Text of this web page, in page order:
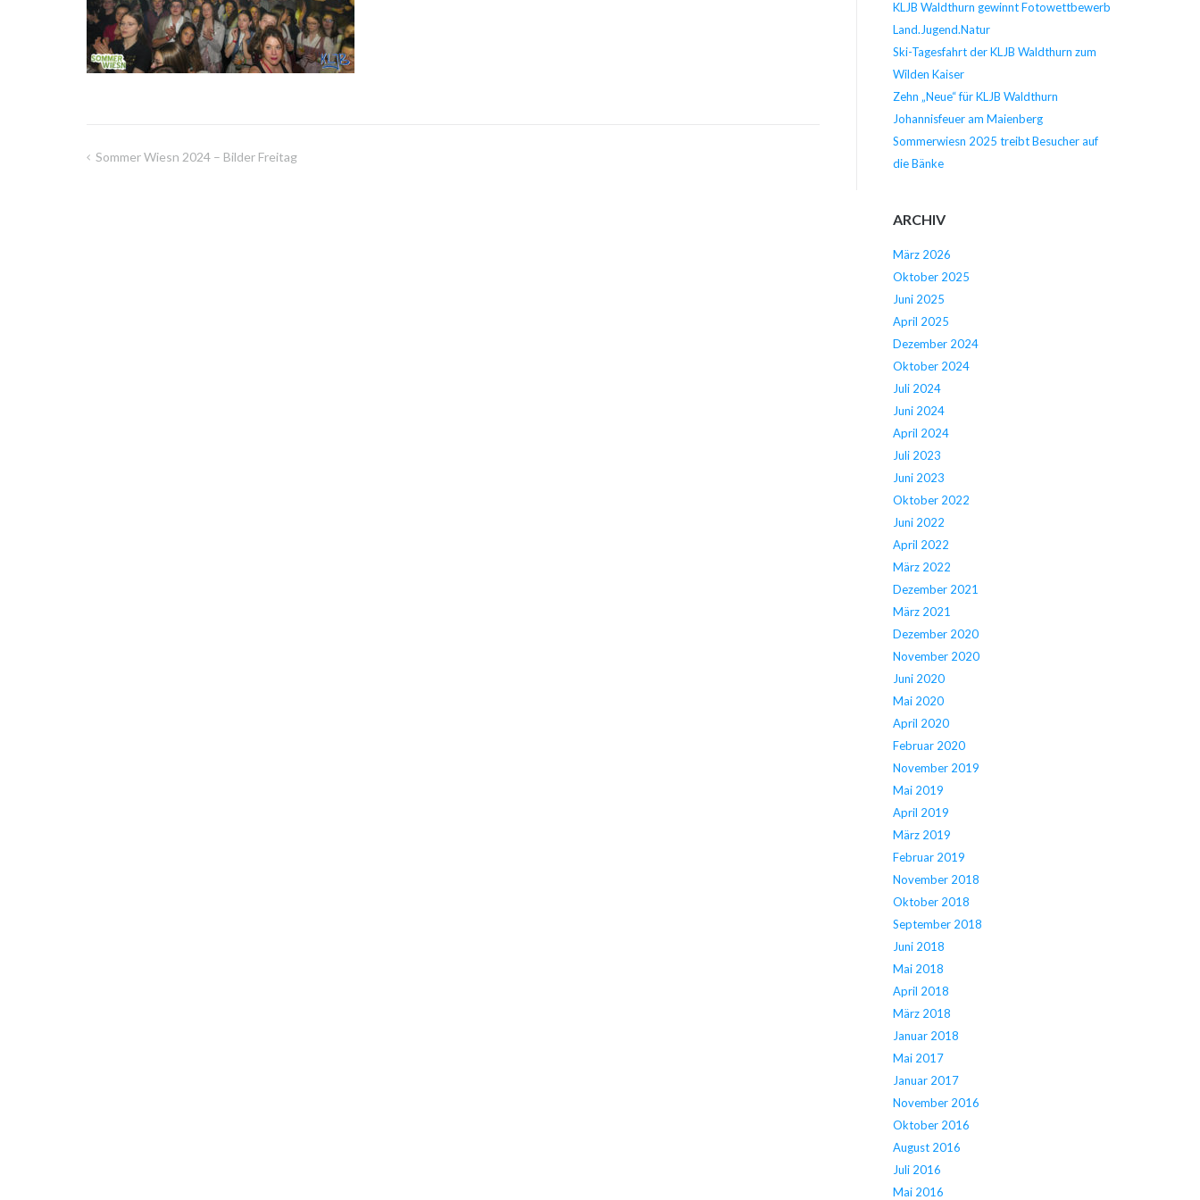
Beitragsnavigation
Sommer Wiesn 2024 – Bilder Freitag
KLJB Waldthurn gewinnt Fotowettbewerb
Land.Jugend.Natur
Ski-Tagesfahrt der KLJB Waldthurn zum
Wilden Kaiser
Zehn „Neue“ für KLJB Waldthurn
Johannisfeuer am Maienberg
Sommerwiesn 2025 treibt Besucher auf
die Bänke
ARCHIV
März 2026
Oktober 2025
Juni 2025
April 2025
Dezember 2024
Oktober 2024
Juli 2024
Juni 2024
April 2024
Juli 2023
Juni 2023
Oktober 2022
Juni 2022
April 2022
März 2022
Dezember 2021
März 2021
Dezember 2020
November 2020
Juni 2020
Mai 2020
April 2020
Februar 2020
November 2019
Mai 2019
April 2019
März 2019
Februar 2019
November 2018
Oktober 2018
September 2018
Juni 2018
Mai 2018
April 2018
März 2018
Januar 2018
Mai 2017
Januar 2017
November 2016
Oktober 2016
August 2016
Juli 2016
Mai 2016